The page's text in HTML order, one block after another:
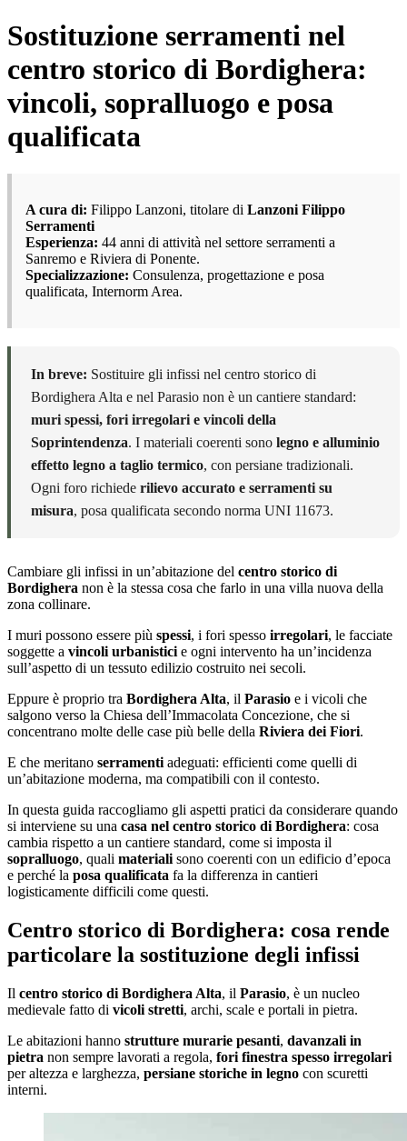
Sostituzione serramenti nel
centro storico di Bordighera:
vincoli, sopralluogo e posa
qualificata
A cura di: Filippo Lanzoni, titolare di Lanzoni Filippo
Serramenti
Esperienza: 44 anni di attività nel settore serramenti a
Sanremo e Riviera di Ponente.
Specializzazione: Consulenza, progettazione e posa
qualificata, Internorm Area.
In breve: Sostituire gli infissi nel centro storico di
Bordighera Alta e nel Parasio non è un cantiere standard:
muri spessi, fori irregolari e vincoli della
Soprintendenza. I materiali coerenti sono legno e alluminio
effetto legno a taglio termico, con persiane tradizionali.
Ogni foro richiede rilievo accurato e serramenti su
misura, posa qualificata secondo norma UNI 11673.
Cambiare gli infissi in un’abitazione del centro storico di
Bordighera non è la stessa cosa che farlo in una villa nuova della
zona collinare.
I muri possono essere più spessi, i fori spesso irregolari, le facciate
soggette a vincoli urbanistici e ogni intervento ha un’incidenza
sull’aspetto di un tessuto edilizio costruito nei secoli.
Eppure è proprio tra Bordighera Alta, il Parasio e i vicoli che
salgono verso la Chiesa dell’Immacolata Concezione, che si
concentrano molte delle case più belle della Riviera dei Fiori.
E che meritano serramenti adeguati: efficienti come quelli di
un’abitazione moderna, ma compatibili con il contesto.
In questa guida raccogliamo gli aspetti pratici da considerare quando
si interviene su una casa nel centro storico di Bordighera: cosa
cambia rispetto a un cantiere standard, come si imposta il
sopralluogo, quali materiali sono coerenti con un edificio d’epoca
e perché la posa qualificata fa la differenza in cantieri
logisticamente difficili come questi.
Centro storico di Bordighera: cosa rende
particolare la sostituzione degli infissi
Il centro storico di Bordighera Alta, il Parasio, è un nucleo
medievale fatto di vicoli stretti, archi, scale e portali in pietra.
Le abitazioni hanno strutture murarie pesanti, davanzali in
pietra non sempre lavorati a regola, fori finestra spesso irregolari
per altezza e larghezza, persiane storiche in legno con scuretti
interni.